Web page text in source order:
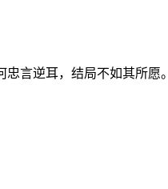
言逆耳，结局不如其所愿。